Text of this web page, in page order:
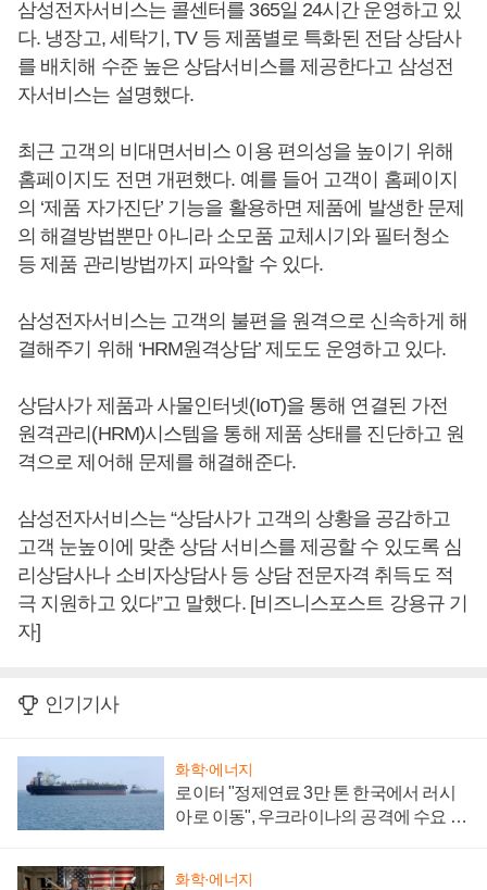
삼성전자서비스는 콜센터를 365일 24시간 운영하고 있
다. 냉장고, 세탁기, TV 등 제품별로 특화된 전담 상담사
를 배치해 수준 높은 상담서비스를 제공한다고 삼성전
자서비스는 설명했다.
최근 고객의 비대면서비스 이용 편의성을 높이기 위해
홈페이지도 전면 개편했다. 예를 들어 고객이 홈페이지
의 ‘제품 자가진단’ 기능을 활용하면 제품에 발생한 문제
의 해결방법뿐만 아니라 소모품 교체시기와 필터청소
등 제품 관리방법까지 파악할 수 있다.
삼성전자서비스는 고객의 불편을 원격으로 신속하게 해
결해주기 위해 ‘HRM원격상담’ 제도도 운영하고 있다.
상담사가 제품과 사물인터넷(IoT)을 통해 연결된 가전
원격관리(HRM)시스템을 통해 제품 상태를 진단하고 원
격으로 제어해 문제를 해결해준다.
삼성전자서비스는 “상담사가 고객의 상황을 공감하고
고객 눈높이에 맞춘 상담 서비스를 제공할 수 있도록 심
리상담사나 소비자상담사 등 상담 전문자격 취득도 적
극 지원하고 있다”고 말했다. [비즈니스포스트 강용규 기
자]
인기기사
화학·에너지
로이터 "정제연료 3만 톤 한국에서 러시
아로 이동", 우크라이나의 공격에 수요 늘
화학·에너지